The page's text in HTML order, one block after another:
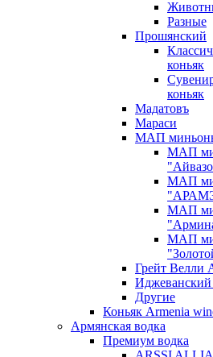
Разные
Прошянский
коньяк
коньяк
Мадатовъ
Мараси
МАП
МАП
МАП
МАП
МАП
Грейт Велли
Другие
Коньяк Armenia
Армянская водка
Премиум водка